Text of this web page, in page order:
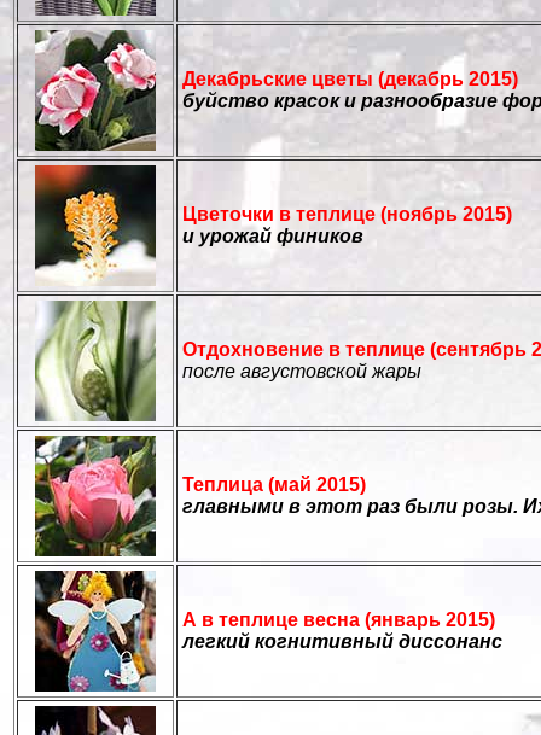
Декабрьские цветы (декабрь 2015)
буйство красок и разнообразие
Цветочки в теплице (ноябрь 2015)
и урожай фиников
Отдохновение в теплице (сентябрь
после августовской жары
Теплица (май 2015)
главными в этот раз были розы.
А в теплице весна (январь 2015)
легкий когнитивный диссонанс